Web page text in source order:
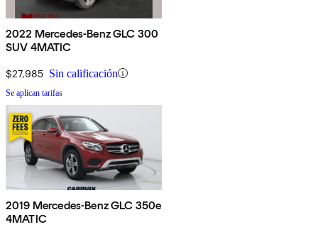
2022 Mercedes-Benz GLC 300
SUV 4MATIC
$27,985 Sin calificación
Se aplican tarifas
2019 Mercedes-Benz GLC 350e
4MATIC